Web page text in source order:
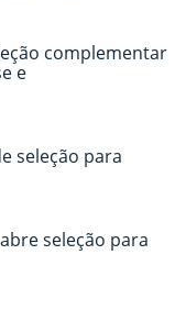
complementar
e
seleção para
seleção para